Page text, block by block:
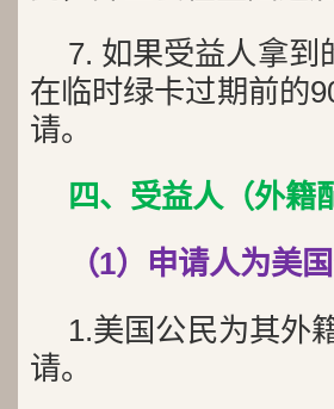
7. 如果受益人拿到
在临时绿卡过期前的
请。
四、受益人（外籍
（1）申请人为美
1.美国公民为其外
请。